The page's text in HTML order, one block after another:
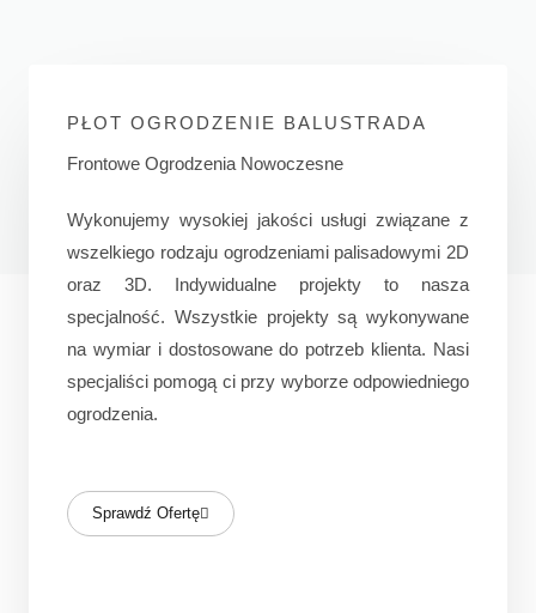
PŁOT OGRODZENIE BALUSTRADA
Frontowe Ogrodzenia Nowoczesne
Wykonujemy wysokiej jakości usługi związane z
wszelkiego rodzaju ogrodzeniami palisadowymi 2D
oraz 3D. Indywidualne projekty to nasza
specjalność. Wszystkie projekty są wykonywane
na wymiar i dostosowane do potrzeb klienta. Nasi
specjaliści pomogą ci przy wyborze odpowiedniego
ogrodzenia.
Sprawdź Ofertę